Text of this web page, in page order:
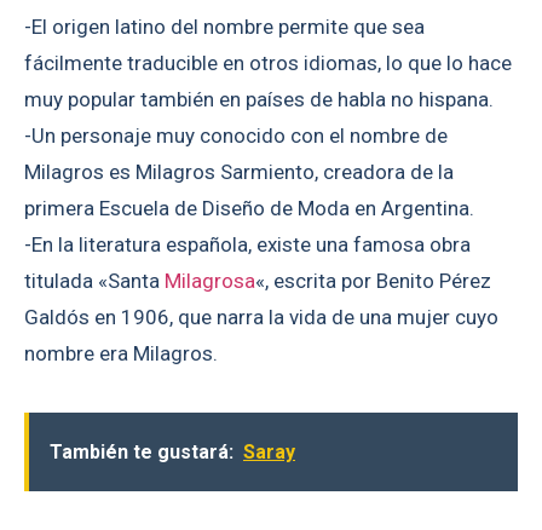
-El origen latino del nombre permite que sea
fácilmente traducible en otros idiomas, lo que lo hace
muy popular también en países de habla no hispana.
-Un personaje muy conocido con el nombre de
Milagros es Milagros Sarmiento, creadora de la
primera Escuela de Diseño de Moda en Argentina.
-En la literatura española, existe una famosa obra
titulada «Santa Milagrosa«, escrita por Benito Pérez
Galdós en 1906, que narra la vida de una mujer cuyo
nombre era Milagros.
También te gustará: Saray